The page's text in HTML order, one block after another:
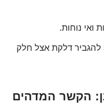
ואי נוחות.
להגביר דלקת אצל חלק
הקשר המדהים